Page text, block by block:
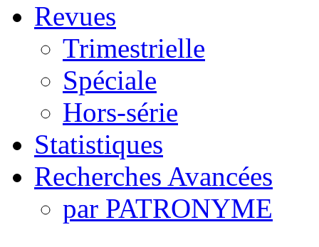
Revues
Trimestrielle
Spéciale
Hors-série
Statistiques
Recherches Avancées
par PATRONYME